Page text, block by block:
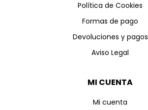
Política de Cookies
Formas de pago
Devoluciones y pagos
Aviso Legal
MI CUENTA
Mi cuenta